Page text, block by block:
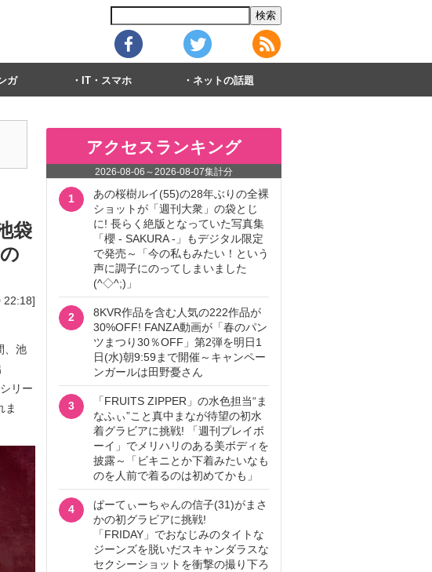
ガ IT・スマホ ネットの話題
袋
22:18]
、池
リー
ま
アクセスランキング
2026-08-06 ～2026-08-07集計分
1
あの桜樹ルイ(55)の28年ぶりの全裸
ショットが「週刊大衆」の袋とじ
に! 長らく絶版となっていた写真集
「櫻 - SAKURA -」もデジタル限定
で発売～「今の私もみたい！という
声に調子にのってしまいました
(^◇^;)」
2
8KVR作品を含む人気の222作品が
30%OFF! FANZA動画が「春のパン
ツまつり30％OFF」第2弾を明日1
日(水)朝9:59まで開催～キャンペー
ンガールは田野憂さん
3
「FRUITS ZIPPER」の水色担当“ま
なふぃ”こと真中まなが待望の初水
着グラビアに挑戦! 「週刊プレイボ
ーイ」でメリハリのある美ボディを
披露～「ビキニとか下着みたいなも
のを人前で着るのは初めてかも」
4
ぱーてぃーちゃんの信子(31)がまさ
かの初グラビアに挑戦!
「FRIDAY」でおなじみのタイトな
ジーンズを脱いだスキャンダラスな
セクシーショットを衝撃の撮り下ろ